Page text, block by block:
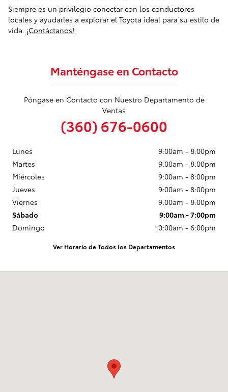
Siempre es un privilegio conectar con los conductores
locales y ayudarles a explorar el Toyota ideal para su estilo de
vida. ¡Contáctanos!
Manténgase en Contacto
Póngase en Contacto con Nuestro Departamento de
Ventas
(360) 676-0600
Lunes
9:00am - 8:00pm
Martes
9:00am - 8:00pm
Miércoles
9:00am - 8:00pm
Jueves
9:00am - 8:00pm
Viernes
9:00am - 8:00pm
Sábado
9:00am - 7:00pm
Domingo
10:00am - 6:00pm
Ver Horario de Todos los Departamentos